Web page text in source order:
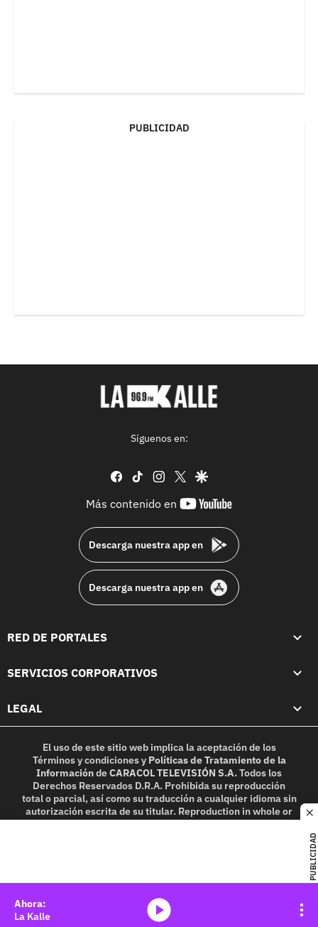
PUBLICIDAD
PUBLICIDAD
Síguenos en:
facebook
tiktok instagram
twittergoogle
Más contenido en
youtube-
Descarga nuestra app en
Descarga nuestra app en
RED DE PORTALES
SERVICIOS CORPORATIVOS
LEGAL
El uso de este sitio web implica la aceptación de los
Términos y condicionesy Políticas de Tratamiento de la
InformacióndeCARACOL TELEVISIÓN S.A.Todos los
Derechos Reservados D.R.A. Prohibida su reproducción
total o parcial, así como su traducción a cualquier idioma sin
autorización escrita de su titular. Reproduction in whole or
in part, or translation without written permission is
La Kalle